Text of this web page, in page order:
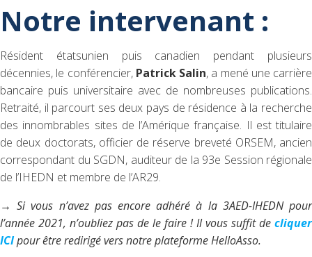
Notre intervenant :
Résident étatsunien puis canadien pendant plusieurs
décennies, le conférencier,Patrick Salin, a mené une carrière
bancaire puis universitaire avec de nombreuses publications.
Retraité, il parcourt ses deux pays de résidence à la recherche
des innombrables sites de l’Amérique française. Il est titulaire
de deux doctorats, officier de réserve breveté ORSEM, ancien
correspondant du SGDN, auditeur de la 93e Session régionale
de l’IHEDN et membre de l’AR29.
→ Si vous n’avez pas encore adhéré à la 3AED-IHEDN pour
l’année 2021, n’oubliez pas de le faire ! Il vous suffit de cliquer
ICIpour être redirigé vers notre plateforme HelloAsso.